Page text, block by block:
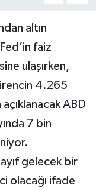
altın
faiz
ulaşırken,
4.265
ABD
7 bin
gelecek bir
olacağı ifade